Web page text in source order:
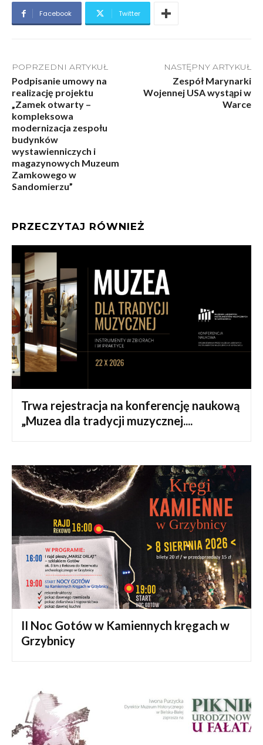
Facebook Twitter
POPRZEDNI ARTYKUŁ
Podpisanie umowy na
realizację projektu
„Zamek otwarty –
kompleksowa
modernizacja zespołu
budynków
wystawienniczych i
magazynowych Muzeum
Zamkowego w
Sandomierzu”
NASTĘPNY ARTYKUŁ
Zespół Marynarki
Wojennej USA wystąpi w
Warce
PRZECZYTAJ RÓWNIEŻ
Trwa rejestracja na konferencję naukową
„Muzea dla tradycji muzycznej....
II Noc Gotów w Kamiennych kręgach w
Grzybnicy